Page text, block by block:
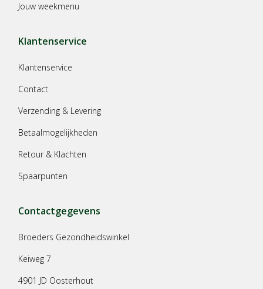
Jouw weekmenu
Klantenservice
Klantenservice
Contact
Verzending & Levering
Betaalmogelijkheden
Retour & Klachten
Spaarpunten
Contactgegevens
Broeders Gezondheidswinkel
Keiweg 7
4901 JD Oosterhout